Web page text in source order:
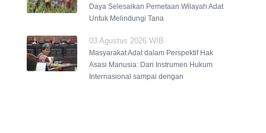
Daya Selesaikan Pemetaan Wilayah Adat
Untuk Melindungi Tana
03 Agustus 2026 WIB
Masyarakat Adat dalam Perspektif Hak
Asasi Manusia: Dari Instrumen Hukum
Internasional sampai dengan